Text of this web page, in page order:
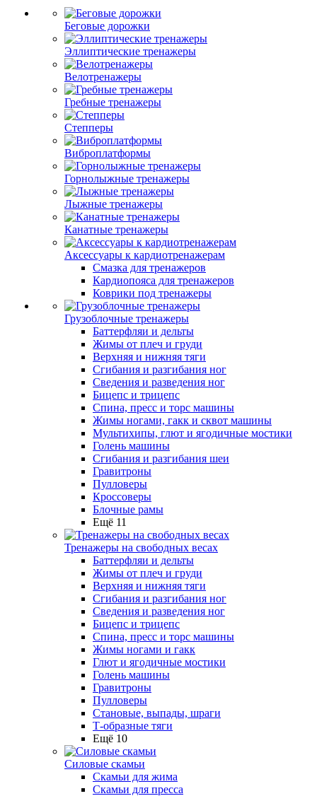
Беговые дорожки
Эллиптические тренажеры
Велотренажеры
Гребные тренажеры
Степперы
Виброплатформы
Горнолыжные тренажеры
Лыжные тренажеры
Канатные тренажеры
Аксессуары к кардиотренажерам
Смазка для тренажеров
Кардиопояса для тренажеров
Коврики под тренажеры
Грузоблочные тренажеры
Баттерфляи и дельты
Жимы от плеч и груди
Верхняя и нижняя тяги
Сгибания и разгибания ног
Сведения и разведения ног
Бицепс и трицепс
Спина, пресс и торс машины
Жимы ногами, гакк и сквот машины
Мультихипы, глют и ягодичные мостики
Голень машины
Сгибания и разгибания шеи
Гравитроны
Пулловеры
Кроссоверы
Блочные рамы
Ещё 11
Тренажеры на свободных весах
Баттерфляи и дельты
Жимы от плеч и груди
Верхняя и нижняя тяги
Сгибания и разгибания ног
Сведения и разведения ног
Бицепс и трицепс
Спина, пресс и торс машины
Жимы ногами и гакк
Глют и ягодичные мостики
Голень машины
Гравитроны
Пулловеры
Становые, выпады, шраги
Т-образные тяги
Ещё 10
Силовые скамьи
Скамьи для жима
Скамьи для пресса